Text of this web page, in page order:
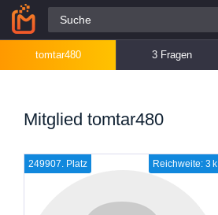
Alle Fragen
tomtar480 3 Fragen
Mitglied tomtar480
Reichweite: 3 k
249907. Platz